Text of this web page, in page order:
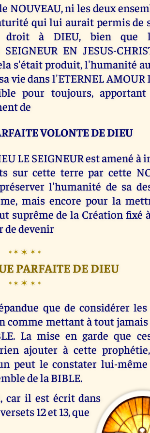
NOUVEAU, ni les deux
qui lui aurait permis de
à DIEU, bien que
EN JESUS-
s'était produit, l'humanité
vie dans l'ETERNEL AMOUR
pour toujours,
de
VOLONTE DE DIEU
LE SEIGNEUR est amené à
sur cette terre par cette
l'humanité de sa
mais encore pour la
suprême de la Création fixé
de devenir
✶ ✶ ✶ ✶ ✶
PARFAITE DE DIEU
✶ ✶ ✶ ✶ ✶
que de considérer
comme mettant à tout
La mise en garde que
ajouter à cette
peut le constater lui-
de la BIBLE.
car il est écrit dans
12 et 13, que